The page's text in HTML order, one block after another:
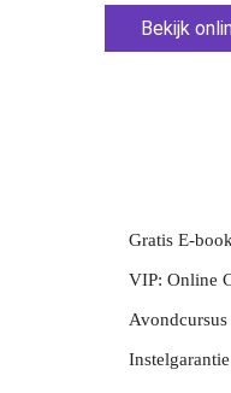
Bekijk
Gratis E-book
VIP: Online
Instelgarantie